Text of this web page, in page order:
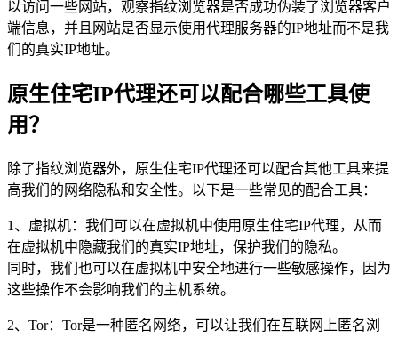
以访问一些网站，观察指纹浏览器是否成功伪装了浏览器客户
端信息，并且网站是否显示使用代理服务器的IP地址而不是我
们的真实IP地址。
原生住宅IP代理还可以配合哪些工具使
用？
除了指纹浏览器外，原生住宅IP代理还可以配合其他工具来提
高我们的网络隐私和安全性。以下是一些常见的配合工具：
1、虚拟机：我们可以在虚拟机中使用原生住宅IP代理，从而
在虚拟机中隐藏我们的真实IP地址，保护我们的隐私。
同时，我们也可以在虚拟机中安全地进行一些敏感操作，因为
这些操作不会影响我们的主机系统。
2、Tor：Tor是一种匿名网络，可以让我们在互联网上匿名浏